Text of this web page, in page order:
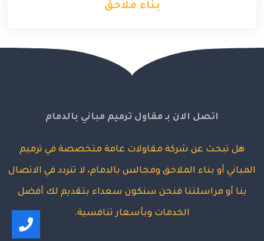
بناء ملاحق
اتصل الان بـ مقاول ترميم مباني بالدمام
هل تبحث عن شركة مقاولات عامة متخصصة في ترميم
المباني أو بناء الملاحق ومجالس بالدمام، لا تتردد في الاتصال
بنا أو مراسلتنا فنحن سنكون سعداء بتقديم لك أفضل
الخدمات وبأسعار تنافسية.